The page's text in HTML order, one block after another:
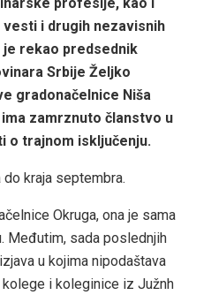
i drugih nezavisnih
je rekao predsednik
Srbije Željko
gradonačelnice Niša
zamrznuto članstvo u
o trajnom isključenju.
kraja septembra.
Okruga, ona je sama
Međutim, sada poslednjih
u kojima nipodaštava
i koleginice iz Južnh